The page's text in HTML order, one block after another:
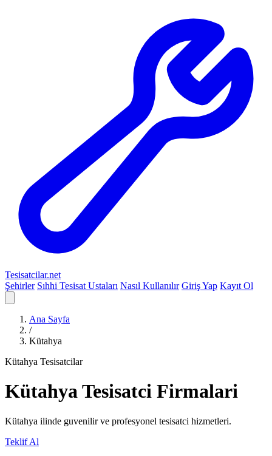
Tesisatcilar.net
Şehirler Sıhhi Tesisat Ustaları Nasıl Kullanılır Giriş Yap Kayıt Ol
Ana Sayfa
/
Kütahya
Kütahya Tesisatcilar
KütahyaTesisatci Firmalari
Kütahya ilinde guvenilir ve profesyonel tesisatci hizmetleri.
Teklif Al